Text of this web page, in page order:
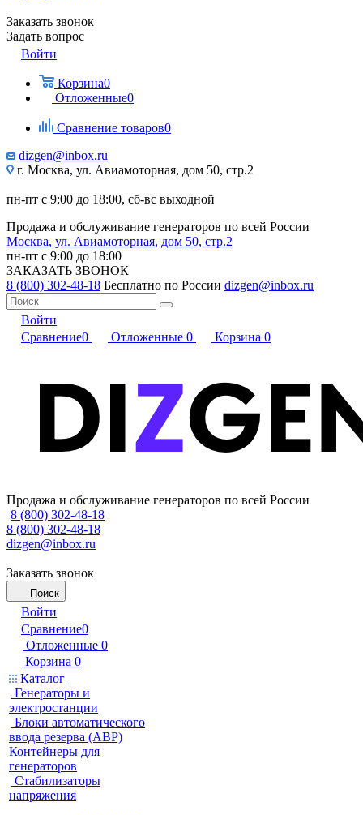
Заказать звонок
Задать вопрос
Войти
Корзина0
Отложенные0
Сравнение товаров0
dizgen@inbox.ru
г. Москва, ул. Авиамоторная, дом 50, стр.2
пн-пт с 9:00 до 18:00, сб-вс выходной
Продажа и обслуживание генераторов по всей России
Москва, ул. Авиамоторная, дом 50, стр.2
пн-пт с 9:00 до 18:00
ЗАКАЗАТЬ ЗВОНОК
8 (800) 302-48-18 Бесплатно по России dizgen@inbox.ru
Войти
Сравнение0 Отложенные 0 Корзина 0
Продажа и обслуживание генераторов по всей России
8 (800) 302-48-18
8 (800) 302-48-18
dizgen@inbox.ru
Заказать звонок
Поиск
Войти
Сравнение0
Отложенные 0
Корзина 0
Каталог
Генераторы и
электростанции
Блоки автоматического
ввода резерва (АВР)
Контейнеры для
генераторов
Стабилизаторы
напряжения